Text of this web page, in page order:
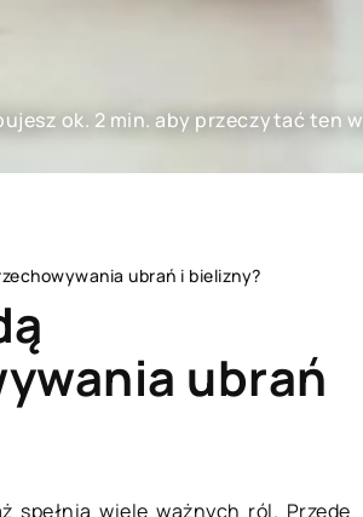
ok. 2 min. aby przeczytać ten
ubrań i bielizny?
ubrań
spełnia wiele ważnych ról. Przede